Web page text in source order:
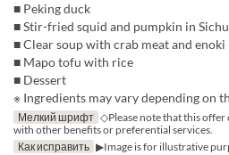
■ Peking duck
■ Stir-fried squid and pumpkin in
■ Clear soup with crab meat and
■ Mapo tofu with rice
■ Dessert
※ Ingredients may vary depending on
Мелкий шрифт ◇Please note that this
with other benefits or preferential services.
Как исправить ▶Image is for illustrative